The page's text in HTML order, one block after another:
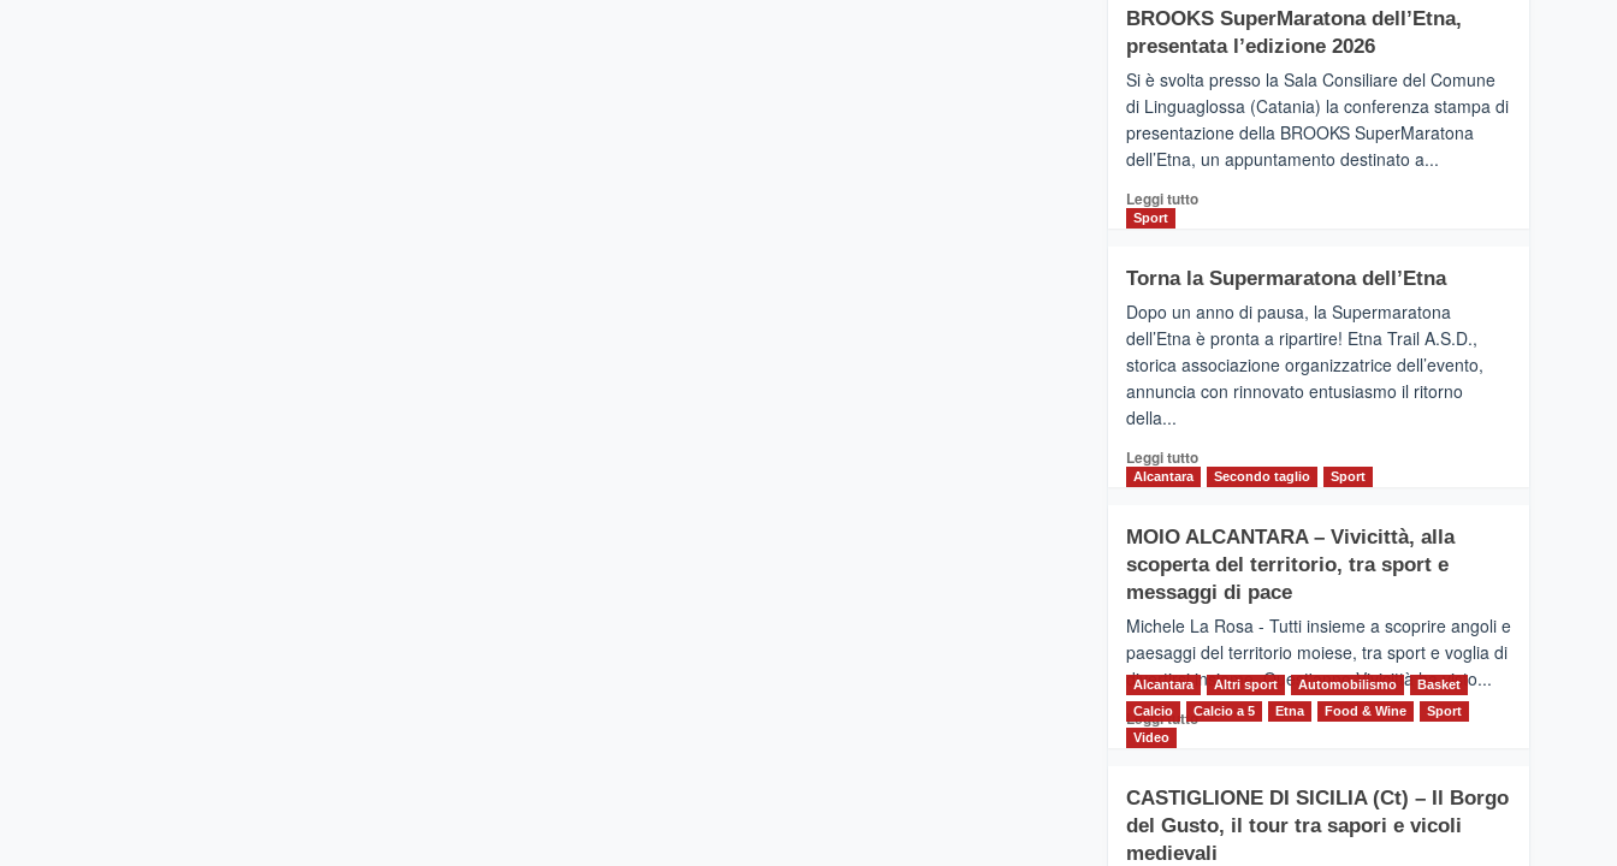
con
la
Al
via
i
collegamenti
BROOKS SuperMaratona dell’Etna,
presentata l’edizione 2026
Si è svolta presso la Sala Consiliare del Comune
di Linguaglossa (Catania) la conferenza stampa di
presentazione della BROOKS SuperMaratona
dell’Etna, un appuntamento destinato a...
Leggi tuttoLeggi
BROOKS
SuperMaratona
dell’Etna,
presentata
l’edizione
2026
Sport
Torna la Supermaratona dell’Etna
Dopo un anno di pausa, la Supermaratona
dell’Etna è pronta a ripartire! Etna Trail A.S.D.,
storica associazione organizzatrice dell’evento,
annuncia con rinnovato entusiasmo il ritorno
della...
Leggi tuttoLeggi
Torna
la
Supermaratona
Alcantara Secondo taglio Sport
MOIO ALCANTARA – Vivicittà, alla
scoperta del territorio, tra sport e
messaggi di pace
Michele La Rosa - Tutti insieme a scoprire angoli e
paesaggi del territorio moiese, tra sport e voglia di
divertirsi insieme. Quest'anno Vivicittà ha visto...
Leggi tuttoLeggi
MOIO
ALCANTARA
–
Alcantara Altri sport Automobilismo
Basket
Calcio
Calcio a 5 Etna Food & Wine
Sport
Video
CASTIGLIONE DI SICILIA (Ct) – Il Borgo
del Gusto, il tour tra sapori e vicoli
medievali